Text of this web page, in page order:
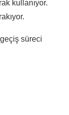
kullanıyor.
süreci